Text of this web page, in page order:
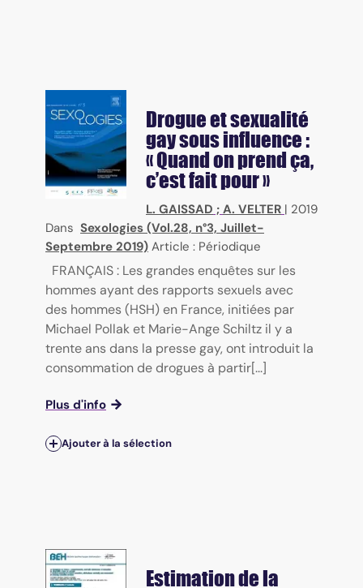
Drogue et sexualité
gay sous influence :
« Quand on prend ça,
c’est fait pour »
L. GAISSAD ; A. VELTER | 2019
Dans Sexologies (Vol.28, n°3, Juillet-
Septembre 2019) Article : Périodique
FRANÇAIS : Les grandes enquêtes sur les
hommes ayant des rapports sexuels avec
des hommes (HSH) en France, initiées par
Michael Pollak et Marie-Ange Schiltz il y a
trente ans dans la presse gay, ont introduit la
consommation de drogues à partir[...]
Plus d'info
Ajouter à la sélection
Estimation de la